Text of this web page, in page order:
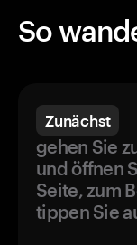
So
Zunächst
gehen Sie
und öffnen
Seite, zum
tippen Sie